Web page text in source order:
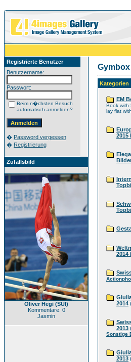
Registrierte Benutzer
Benutzername:
Passwort:
Beim n�chsten Besuch
automatisch anmelden?
� Password vergessen
� Registrierung
Zufallsbild
Oliver Hegi (SUI)
Kommentare: 0
Jasmin
Kategorien
EM
Book with
lay flat
2015
2014
2014
2013
Sonstige
2013